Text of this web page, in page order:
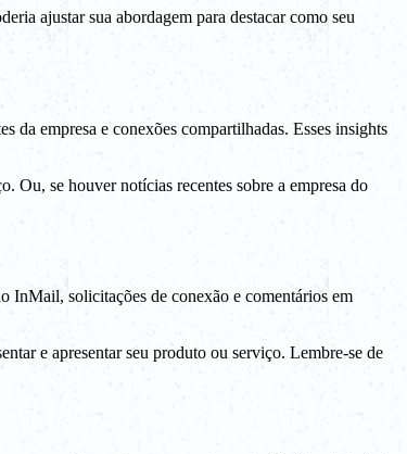
ajustar sua abordagem para destacar como seu
da empresa e conexões compartilhadas. Esses insights
Ou, se houver notícias recentes sobre a empresa do
InMail, solicitações de conexão e comentários em
e apresentar seu produto ou serviço. Lembre-se de